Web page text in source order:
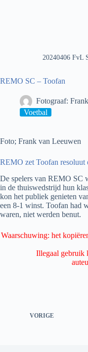
20240406 FvL
REMO SC – Toofan
Fotograaf:
Voetbal
Foto; Frank van Leeuwen
REMO zet Toofan
De spelers van REMO SC
in de thuiswedstrijd hun
kon het publiek genieten
een 8-1 winst. Toofan had
waren, niet werden benut.
Waarschuwing: het
Illegaal gebruik
VORIGE